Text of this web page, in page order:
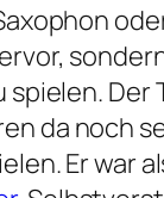
da noch
Er war